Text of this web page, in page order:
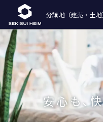
分譲地（建売・土地
京
セ
キ
ス
安心も、